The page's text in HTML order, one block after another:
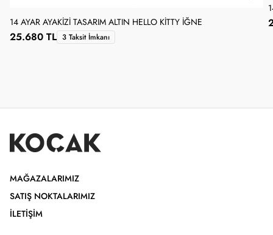
14 AYAR AYAKIZI TASARIM ALTIN HELLO KITTY İĞNE
25.680 TL 3 Taksit İmkanı
MAĞAZALARIMIZ
SATIŞ NOKTALARIMIZ
İLETIŞIM